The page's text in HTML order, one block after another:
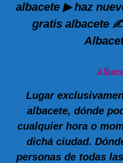
albacete ▶ haz
gratis albacete
Lugar
albacete, dónde
cualquier hora o
dichá ciudad.
personas de todas